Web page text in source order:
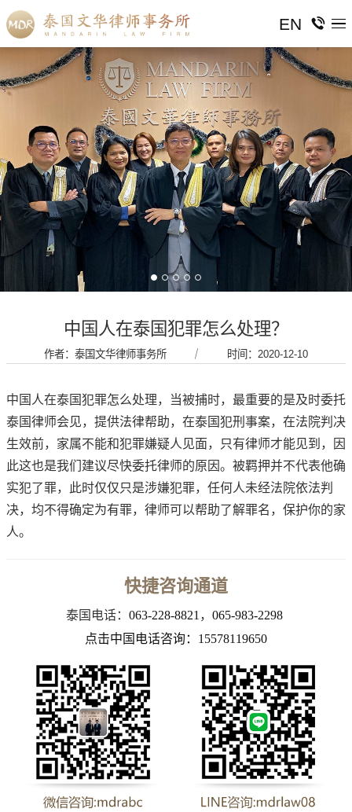
EN
中国人在泰国犯罪怎么处理？
作者：泰国文华律师事务所 ｜ 时间：2020-12-10
中国人在泰国犯罪怎么处理，当被捕时，最重要的是及时委托
泰国律师会见，提供法律帮助，在泰国犯刑事案，在法院判决
生效前，家属不能和犯罪嫌疑人见面，只有律师才能见到，因
此这也是我们建议尽快委托律师的原因。被羁押并不代表他确
实犯了罪，此时仅仅只是涉嫌犯罪，任何人未经法院依法判
决，均不得确定为有罪，律师可以帮助了解罪名，保护你的家
人。
快捷咨询通道
泰国电话： 063-228-8821， 065-983-2298
点击中国电话咨询：15578119650